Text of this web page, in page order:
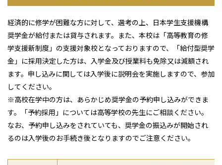
経済的に修学が困難な方に対して、選考の上、日本学生支援機構
奨学金が給付または貸与されます。また、本校は「高等教育の修
学支援新制度」の支援対象校となっておりますので、「給付型奨学
金」に採用決定した方は、入学金及び授業料も免除又は減額され
ます。申し込みに関しては入学後に説明会を実施しますので、参加
してください。
※高校在学中の方は、あらかじめ奨学金の予約申し込みができま
す。「予約採用」については高等学校の先生にご相談ください。
なお、予約申し込みをされていても、奨学金の振込みが開始され
るのは入学後のお手続き後となりますのでご注意ください。